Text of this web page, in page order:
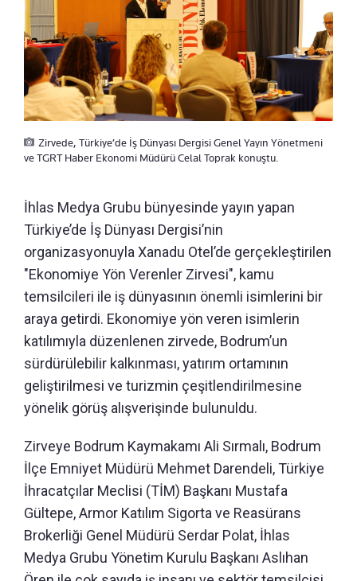
Zirvede, Türkiye’de İş Dünyası Dergisi Genel Yayın Yönetmeni
ve TGRT Haber Ekonomi Müdürü Celal Toprak konuştu.
İhlas Medya Grubu bünyesinde yayın yapan
Türkiye’de İş Dünyası Dergisi’nin
organizasyonuyla Xanadu Otel’de gerçekleştirilen
"Ekonomiye Yön Verenler Zirvesi", kamu
temsilcileri ile iş dünyasının önemli isimlerini bir
araya getirdi. Ekonomiye yön veren isimlerin
katılımıyla düzenlenen zirvede, Bodrum’un
sürdürülebilir kalkınması, yatırım ortamının
geliştirilmesi ve turizmin çeşitlendirilmesine
yönelik görüş alışverişinde bulunuldu.
Zirveye Bodrum Kaymakamı Ali Sırmalı, Bodrum
İlçe Emniyet Müdürü Mehmet Darendeli, Türkiye
İhracatçılar Meclisi (TİM) Başkanı Mustafa
Gültepe, Armor Katılım Sigorta ve Reasürans
Brokerliği Genel Müdürü Serdar Polat, İhlas
Medya Grubu Yönetim Kurulu Başkanı Aslıhan